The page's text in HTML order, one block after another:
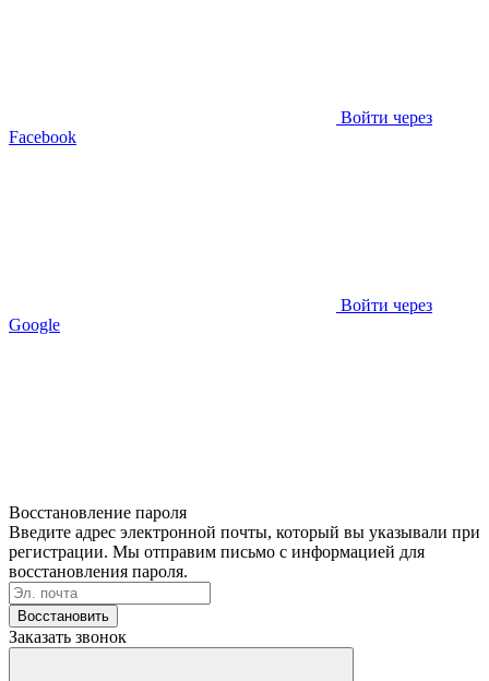
Войти через
Facebook
Войти через
Google
Восстановление пароля
Введите адрес электронной почты, который вы указывали при
регистрации. Мы отправим письмо с информацией для
восстановления пароля.
Восстановить
Заказать звонок